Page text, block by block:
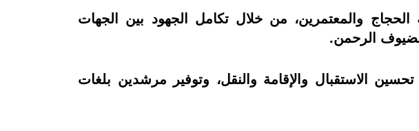
إلى تحسين تجربة الحجاج والمعتمرين، من خلال تكامل الجهود بين الجهات
لضيوف الرحمن.
الاستقبال والإقامة والنقل، وتوفير مرشدين بلغات